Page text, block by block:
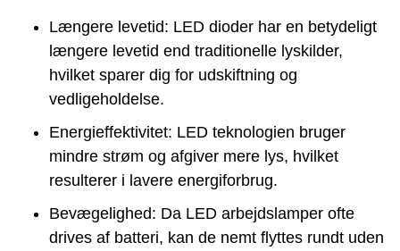
Længere levetid: LED dioder har en betydeligt
længere levetid end traditionelle lyskilder,
hvilket sparer dig for udskiftning og
vedligeholdelse.
Energieffektivitet: LED teknologien bruger
mindre strøm og afgiver mere lys, hvilket
resulterer i lavere energiforbrug.
Bevægelighed: Da LED arbejdslamper ofte
drives af batteri, kan de nemt flyttes rundt uden